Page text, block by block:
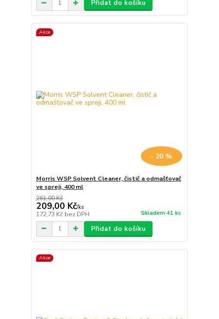
Přidat do košíku
Akce
- 20 %
Morris WSP Solvent Cleaner, čistič a odmašťovač
ve spreji, 400 ml
261,00 Kč
209,00 Kč/ks
172,73 Kč bez DPH Skladem 41 ks
Přidat do košíku
Akce